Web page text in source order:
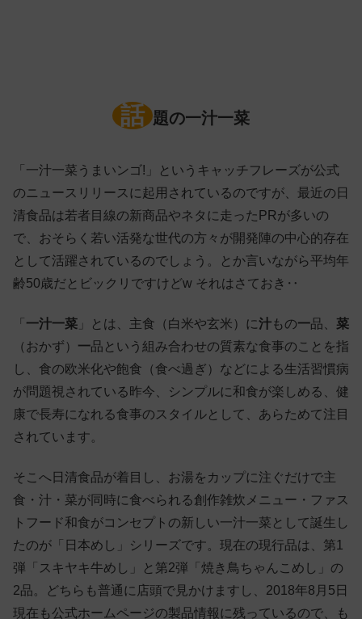
話 題の一汁一菜
「一汁一菜うまいンゴ!」というキャッチフレーズが公式
のニュースリリースに起用されているのですが、最近の日
清食品は若者目線の新商品やネタに走ったPRが多いの
で、おそらく若い活発な世代の方々が開発陣の中心的存在
として活躍されているのでしょう。とか言いながら平均年
齢50歳だとビックリですけどw それはさておき‥
「 一汁一菜 」とは、主食（白米や玄米）に汁もの一品、 菜
（おかず） 一品という組み合わせの質素な食事のことを指
し、食の欧米化や飽食（食べ過ぎ）などによる生活習慣病
が問題視されている昨今、シンプルに和食が楽しめる、健
康で長寿になれる食事のスタイルとして、あらためて注目
されています。
そこへ日清食品が着目し、お湯をカップに注ぐだけで主
食・汁・菜が同時に食べられる創作雑炊メニュー・ファス
トフード和食がコンセプトの新しい一汁一菜として誕生し
たのが「日本めし」シリーズです。現在の現行品は、第1
弾「スキヤキ牛めし」と第2弾「焼き鳥ちゃんこめし」の
2品。どちらも普通に店頭で見かけますし、2018年8月5日
現在も公式ホームページの製品情報に残っているので、も